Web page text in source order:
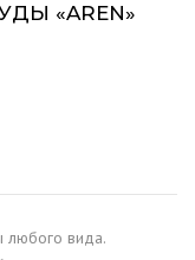
«AREN»
любого вида.